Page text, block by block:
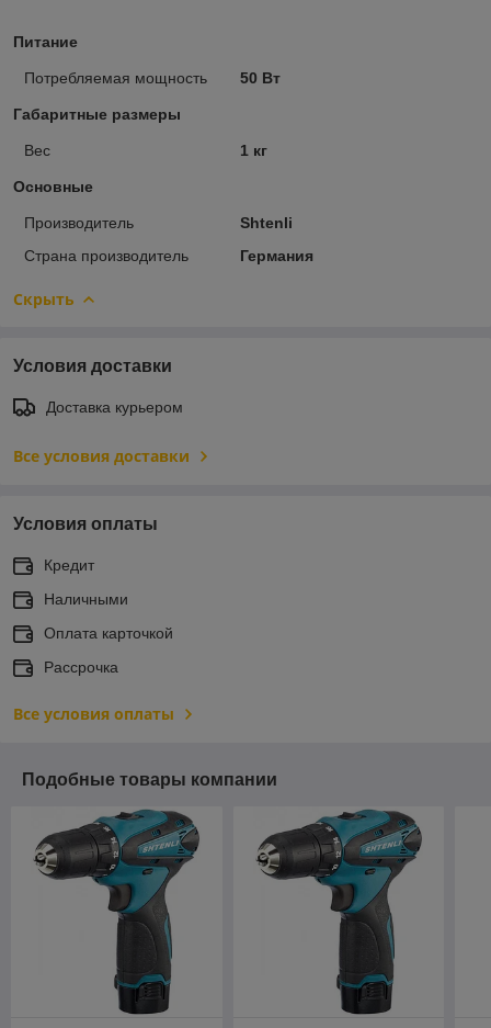
Питание
Потребляемая мощность 50 Вт
Габаритные размеры
Вес 1 кг
Основные
Производитель
Shtenli
Страна производитель
Германия
Скрыть
Условия доставки
Доставка курьером
Все условия доставки
Условия оплаты
Кредит
Наличными
Оплата карточкой
Рассрочка
Все условия оплаты
Подобные товары компании